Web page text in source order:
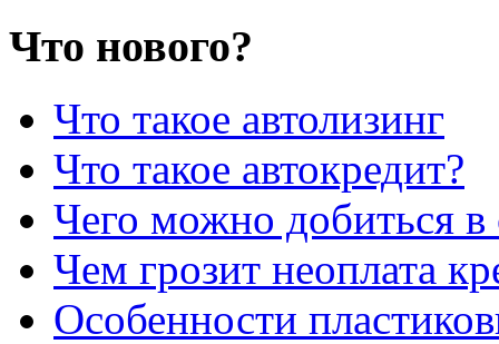
Что нового?
Что такое автолизинг
Что такое автокредит?
Чего можно добиться в
Чем грозит неоплата
Особенности